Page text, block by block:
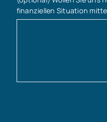
finanziellen Situation